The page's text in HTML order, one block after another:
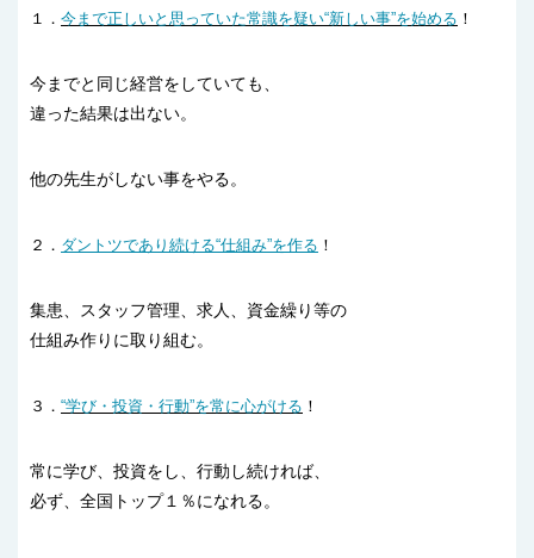
１． 今まで正しいと思っていた常識を疑い“新しい事”を始める ！
今までと同じ経営をしていても、
違った結果は出ない。
他の先生がしない事をやる。
２． ダントツであり続ける“仕組み”を作る ！
集患、スタッフ管理、求人、資金繰り等の
仕組み作りに取り組む。
３． “学び・投資・行動”を常に心がける ！
常に学び、投資をし、行動し続ければ、
必ず、全国トップ１％になれる。